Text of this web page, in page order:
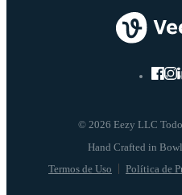
© 2026 Eezy LLC
Termos de Uso Política de